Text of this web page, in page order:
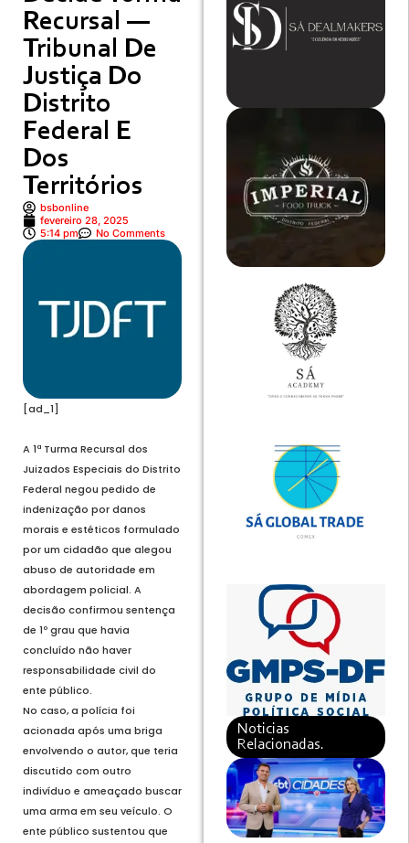
Recursal —
Tribunal De
Justiça Do
Distrito
Federal E
Dos
Territórios
bsbonline
fevereiro 28, 2025
5:14 pm
No Comments
[ad_1]
A 1ª Turma Recursal dos
Juizados Especiais do Distrito
Federal negou pedido de
indenização por danos
morais e estéticos formulado
por um cidadão que alegou
abuso de autoridade em
abordagem policial. A
decisão confirmou sentença
de 1º grau que havia
concluído não haver
responsabilidade civil do
ente público.
No caso, a polícia foi
acionada após uma briga
envolvendo o autor, que teria
discutido com outro
indivíduo e ameaçado buscar
uma arma em seu veículo. O
ente público sustentou que
Noticias
Relacionadas.